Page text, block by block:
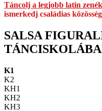
Táncolj a legjobb latin
ismerkedj családias
SALSA
K1
K2
KH1
KH2
KH3